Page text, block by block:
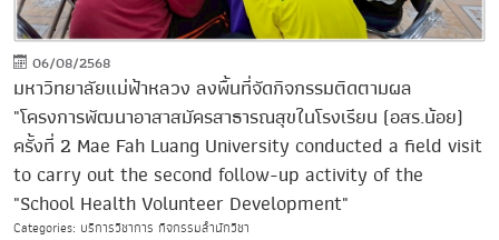
06/08/2568
มหาวิทยาลัยแม่ฟ้าหลวง ลงพื้นที่จัดกิจกรรมติดตามผล
"โครงการพัฒนาอาสาสมัครสาธารณสุขในโรงเรียน (อสร.น้อย)
ครั้งที่ 2 Mae Fah Luang University conducted a field visit
to carry out the second follow-up activity of the
"School Health Volunteer Development"
Categories: บริการวิชาการ กิจกรรมสำนักวิชา